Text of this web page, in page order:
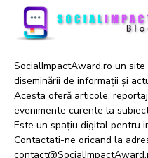
SocialImpactAward.ro un
diseminării de informații și
Acesta oferă articole,
evenimente curente la
Este un spațiu digital pentru
Contactati-ne oricand la